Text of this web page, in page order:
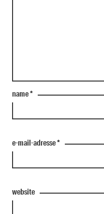
name*
e-mail-adresse*
website